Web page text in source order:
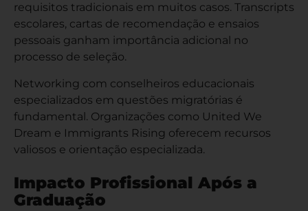
requisitos tradicionais em muitos casos. Transcripts
escolares, cartas de recomendação e ensaios
pessoais ganham importância adicional no
processo de seleção.
Networking com conselheiros educacionais
especializados em questões migratórias é
fundamental. Organizações como United We
Dream e Immigrants Rising oferecem recursos
valiosos e orientação especializada.
Impacto Profissional Após a
Graduação